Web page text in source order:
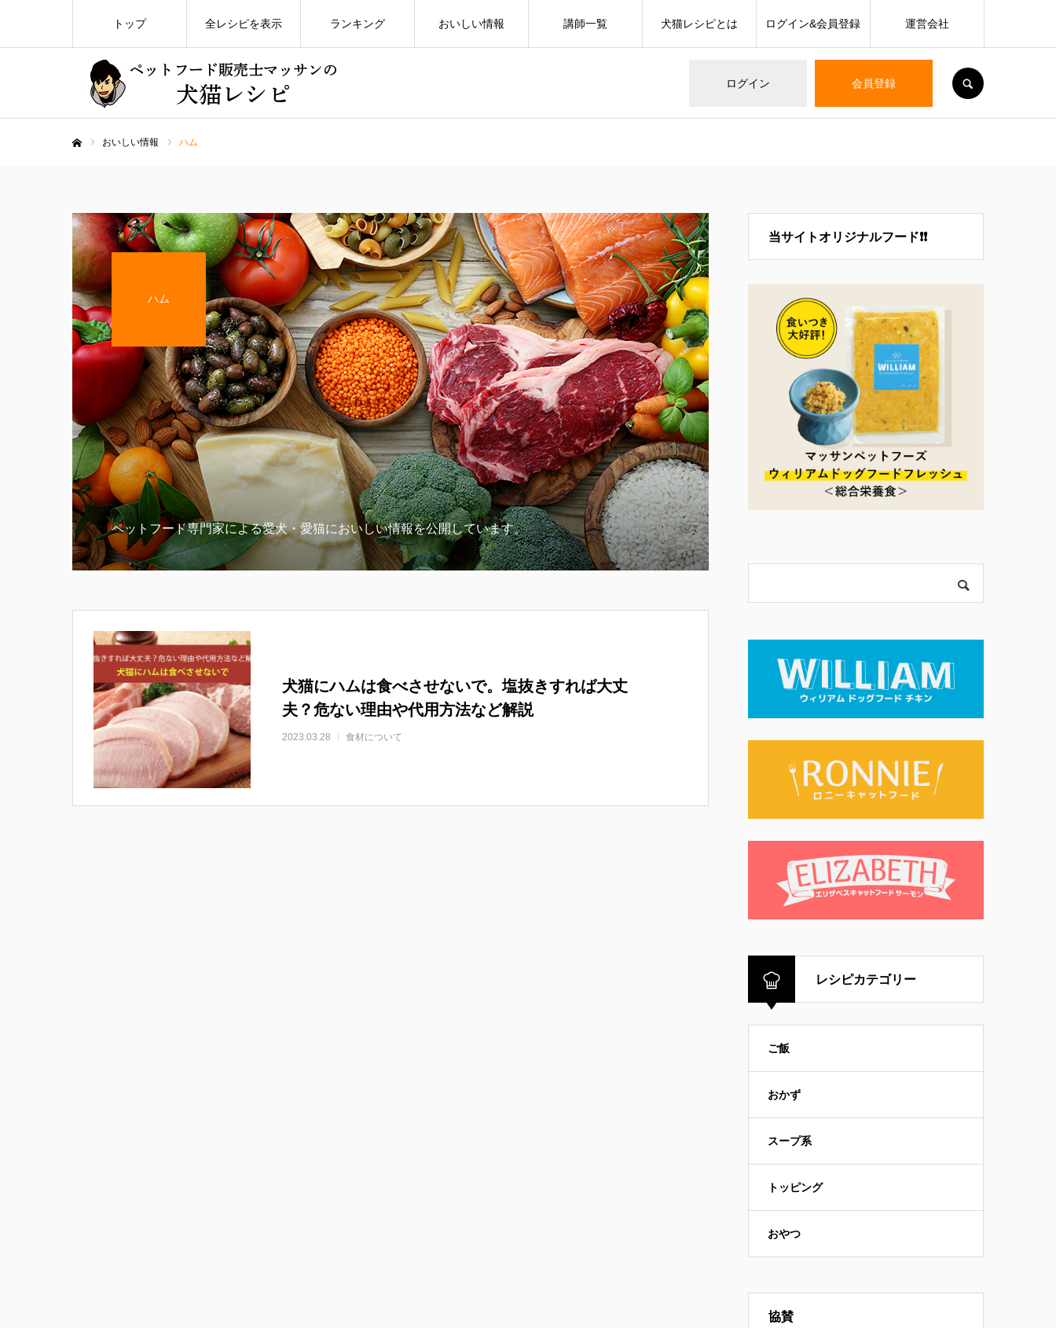
ログイン 会員登録
トップ 全レシピを表示 ランキング おいしい情報 講師一覧 犬猫レシピとは ログイン&会員登録 運営会社
おいしい情報 ハム
ハム
ペットフード専門家による愛犬・愛猫においしい情報を公開しています。
犬猫にハムは食べさせないで。塩抜きすれば大丈
夫？危ない理由や代用方法など解説
2023.03.28 食材について
当サイトオリジナルフード❗❗
レシピカテゴリー
ご飯
おかず
スープ系
トッピング
おやつ
協賛